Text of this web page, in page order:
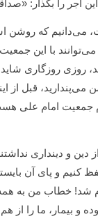
آجر را بگذار:
می‌دانیم که روشن
با این
روزگاری شاید
قبل از
امام علی هست،
و دینداری
کنیم و پای آن
خطاب من به
و بیمار، ما را